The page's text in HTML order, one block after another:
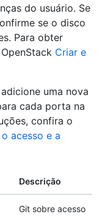
do usuário. Se
se o disco
Para obter
Criar e
uma nova
cada porta na
confira o
acesso e a
Descrição
Git sobre acesso